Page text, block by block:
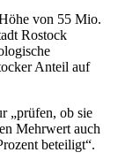
von 55 Mio.
Rostock
Anteil auf
„prüfen, ob sie
Mehrwert auch
beteiligt“.